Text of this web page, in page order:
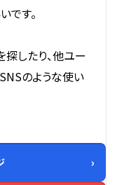
です。
したり、他ユー
のような使い